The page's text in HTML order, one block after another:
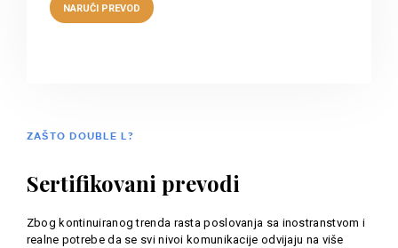
ZAŠTO DOUBLE L?
Sertifikovani prevodi
Zbog kontinuiranog trenda rasta poslovanja sa inostranstvom i
realne potrebe da se svi nivoi komunikacije odvijaju na više